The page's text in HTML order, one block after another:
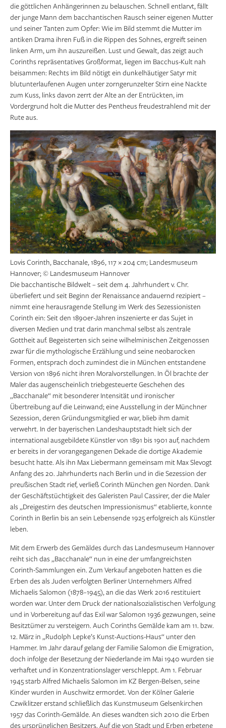
die göttlichen Anhängerinnen zu belauschen. Schnell entlarvt, fällt
der junge Mann dem bacchantischen Rausch seiner eigenen Mutter
und seiner Tanten zum Opfer: Wie im Bild stemmt die Mutter im
antiken Drama ihren Fuß in die Rippen des Sohnes, ergreift seinen
linken Arm, um ihn auszureißen. Lust und Gewalt, das zeigt auch
Corinths repräsentatives Großformat, liegen im Bacchus-Kult nah
beisammen: Rechts im Bild nötigt ein dunkelhäutiger Satyr mit
blutunterlaufenen Augen unter zorngerunzelter Stirn eine Nackte
zum Kuss, links davon zerrt der Alte an der Entrückten, im
Vordergrund holt die Mutter des Pentheus freudestrahlend mit der
Rute aus.
Lovis Corinth, Bacchanale, 1896, 117 × 204 cm; Landesmuseum
Hannover; © Landesmuseum Hannover
Die bacchantische Bildwelt – seit dem 4. Jahrhundert v. Chr.
überliefert und seit Beginn der Renaissance andauernd rezipiert –
nimmt eine herausragende Stellung im Werk des Sezessionisten
Corinth ein: Seit den 1890er-Jahren inszenierte er das Sujet in
diversen Medien und trat darin manchmal selbst als zentrale
Gottheit auf. Begeisterten sich seine wilhelminischen Zeitgenossen
zwar für die mythologische Erzählung und seine neobarocken
Formen, entsprach doch zumindest die in München entstandene
Version von 1896 nicht ihren Moralvorstellungen. In Öl brachte der
Maler das augenscheinlich triebgesteuerte Geschehen des
„Bacchanale“ mit besonderer Intensität und ironischer
Übertreibung auf die Leinwand; eine Ausstellung in der Münchner
Sezession, deren Gründungsmitglied er war, blieb ihm damit
verwehrt. In der bayerischen Landeshauptstadt hielt sich der
international ausgebildete Künstler von 1891 bis 1901 auf, nachdem
er bereits in der vorangegangenen Dekade die dortige Akademie
besucht hatte. Als ihn Max Liebermann gemeinsam mit Max Slevogt
Anfang des 20. Jahrhunderts nach Berlin und in die Sezession der
preußischen Stadt rief, verließ Corinth München gen Norden. Dank
der Geschäftstüchtigkeit des Galeristen Paul Cassirer, der die Maler
als „Dreigestirn des deutschen Impressionismus“ etablierte, konnte
Corinth in Berlin bis an sein Lebensende 1925 erfolgreich als Künstler
leben.
Mit dem Erwerb des Gemäldes durch das Landesmuseum Hannover
reiht sich das „Bacchanale“ nun in eine der umfangreichsten
Corinth-Sammlungen ein. Zum Verkauf angeboten hatten es die
Erben des als Juden verfolgten Berliner Unternehmers Alfred
Michaelis Salomon (1878–1945), an die das Werk 2016 restituiert
worden war. Unter dem Druck der nationalsozialistischen Verfolgung
und in Vorbereitung auf das Exil war Salomon 1936 gezwungen, seine
Besitztümer zu versteigern. Auch Corinths Gemälde kam am 11. bzw.
12. März in „Rudolph Lepke’s Kunst-Auctions-Haus“ unter den
Hammer. Im Jahr darauf gelang der Familie Salomon die Emigration,
doch infolge der Besetzung der Niederlande im Mai 1940 wurden sie
verhaftet und in Konzentrationslager verschleppt. Am 1. Februar
1945 starb Alfred Michaelis Salomon im KZ Bergen-Belsen, seine
Kinder wurden in Auschwitz ermordet. Von der Kölner Galerie
Czwiklitzer erstand schließlich das Kunstmuseum Gelsenkirchen
1957 das Corinth-Gemälde. An dieses wandten sich 2010 die Erben
des ursprünglichen Besitzers. Auf die von Stadt und Erben erbetene